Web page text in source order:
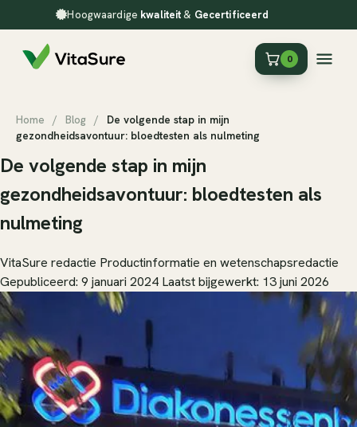
Hoogwaardige kwaliteit& Gecertificeerd
0
Home / Blog /
De volgende stap in mijn
gezondheidsavontuur: bloedtesten als nulmeting
De volgende stap in mijn
gezondheidsavontuur: bloedtesten als
nulmeting
VitaSure redactie Productinformatie en wetenschapsredactie
Gepubliceerd: 9 januari 2024 Laatst bijgewerkt: 13 juni 2026